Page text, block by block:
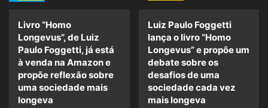
Livro “Homo
Longevus”, de Luiz
Paulo Foggetti, já está
à venda na Amazon e
propõe reflexão sobre
uma sociedade mais
longeva
Luiz Paulo Foggetti
lança o livro “Homo
Longevus” e propõe um
debate sobre os
desafios de uma
sociedade cada vez
mais longeva